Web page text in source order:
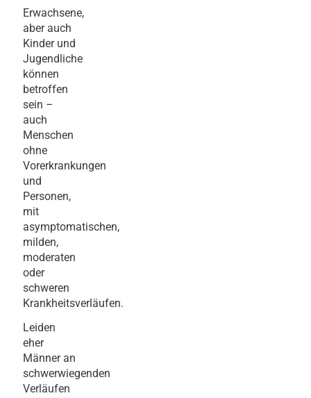
Erwachsene,
aber auch
Kinder und
Jugendliche
können
betroffen
sein –
auch
Menschen
ohne
Vorerkrankungen
und
Personen,
mit
asymptomatischen,
milden,
moderaten
oder
schweren
Krankheitsverläufen.
Leiden
eher
Männer an
schwerwiegenden
Verläufen